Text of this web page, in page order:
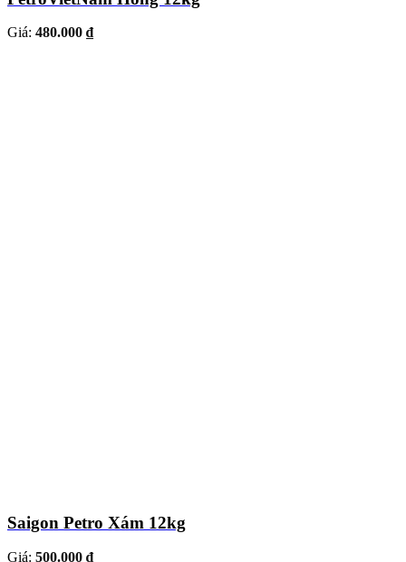
Giá: 480.000 ₫
Saigon Petro Xám 12kg
Giá: 500.000 ₫